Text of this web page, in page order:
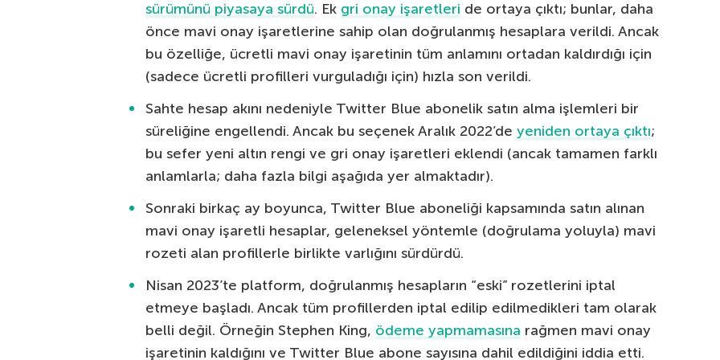
sürümünü piyasaya sürdü. Ek gri onay işaretleri de ortaya çıktı; bunlar, daha
önce mavi onay işaretlerine sahip olan doğrulanmış hesaplara verildi. Ancak
bu özelliğe, ücretli mavi onay işaretinin tüm anlamını ortadan kaldırdığı için
(sadece ücretli profilleri vurguladığı için) hızla son verildi.
Sahte hesap akını nedeniyle Twitter Blue abonelik satın alma işlemleri bir
süreliğine engellendi. Ancak bu seçenek Aralık 2022’de yeniden ortaya çıktı;
bu sefer yeni altın rengi ve gri onay işaretleri eklendi (ancak tamamen farklı
anlamlarla; daha fazla bilgi aşağıda yer almaktadır).
Sonraki birkaç ay boyunca, Twitter Blue aboneliği kapsamında satın alınan
mavi onay işaretli hesaplar, geleneksel yöntemle (doğrulama yoluyla) mavi
rozeti alan profillerle birlikte varlığını sürdürdü.
Nisan 2023’te platform, doğrulanmış hesapların “eski” rozetlerini iptal
etmeye başladı. Ancak tüm profillerden iptal edilip edilmedikleri tam olarak
belli değil. Örneğin Stephen King, ödeme yapmamasına rağmen mavi onay
işaretinin kaldığını ve Twitter Blue abone sayısına dahil edildiğini iddia etti.